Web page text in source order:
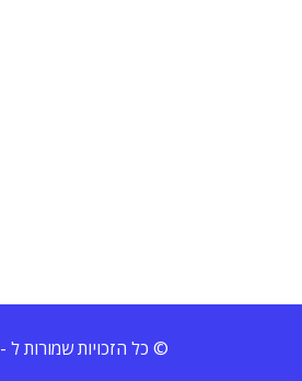
© כל הזכויות שמורות ל - 4KIDS